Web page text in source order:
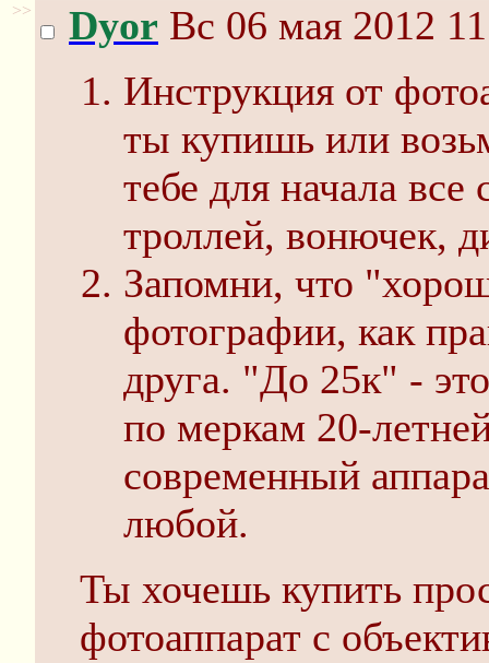
>> Dyor Вс 06 мая 2012
Инструкция от
ты купишь или
тебе для начала
троллей, вонючек,
Запомни, что
фотографии, как
друга. "До 25к" -
по меркам 20-
современный
любой.
Ты хочешь купить
фотоаппарат с